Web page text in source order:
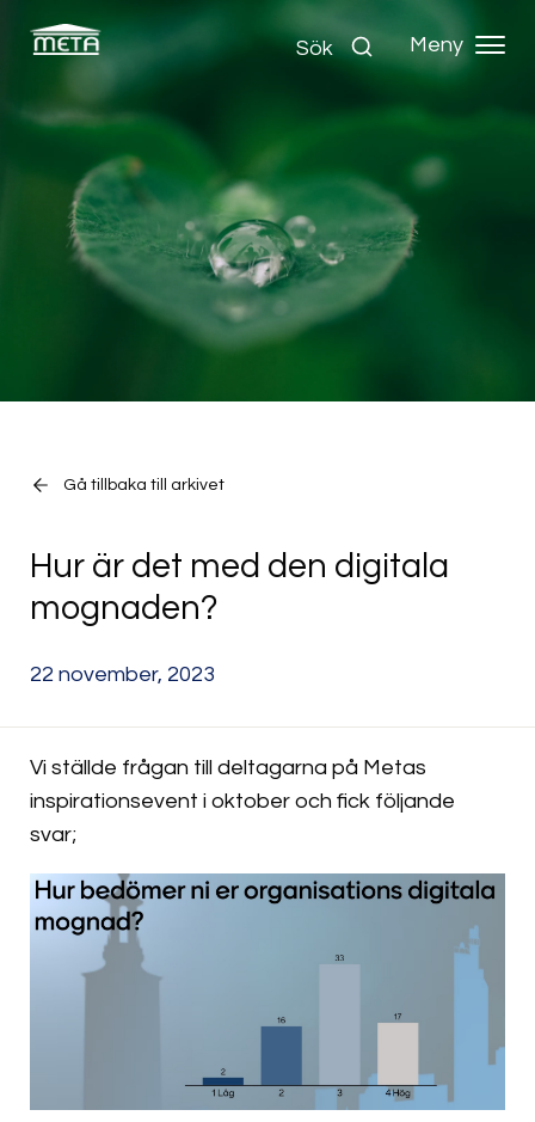
Sök Meny
Gå tillbaka till arkivet
Hur är det med den digitala
mognaden?
22 november, 2023
Vi ställde frågan till deltagarna på Metas
inspirationsevent i oktober och fick följande
svar;